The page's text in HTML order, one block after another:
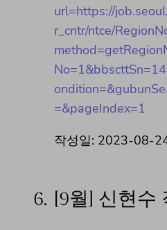
url=https://
r_cntr/ntce/
=&pageIndex=1
작성일: 2023-08-
6. [9월] 신현수